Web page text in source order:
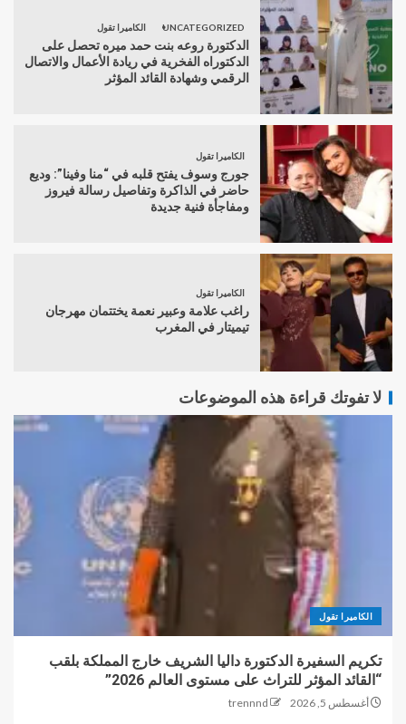
UNCATEGORIZED الكاميرا تقول
الدكتورة روعه بنت حمد ميره تحصل على
الدكتوراه الفخرية في ريادة الأعمال والاتصال
الرقمي وشهادة القائد المؤثر
الكاميرا تقول
جورج وسوف يفتح قلبه في “منا وفينا”: وديع
حاضر في الذاكرة وتفاصيل رسالة فيروز
ومفاجأة فنية جديدة
الكاميرا تقول
راغب علامة وعبير نعمة يختتمان مهرجان
تيميتار في المغرب
لا تفوتك قراءة هذه الموضوعات
الكاميرا تقول
تكريم السفيرة الدكتورة داليا الشريف خارج المملكة بلقب
“القائد المؤثر للتراث على مستوى العالم 2026”
أغسطس 5, 2026 trennnd